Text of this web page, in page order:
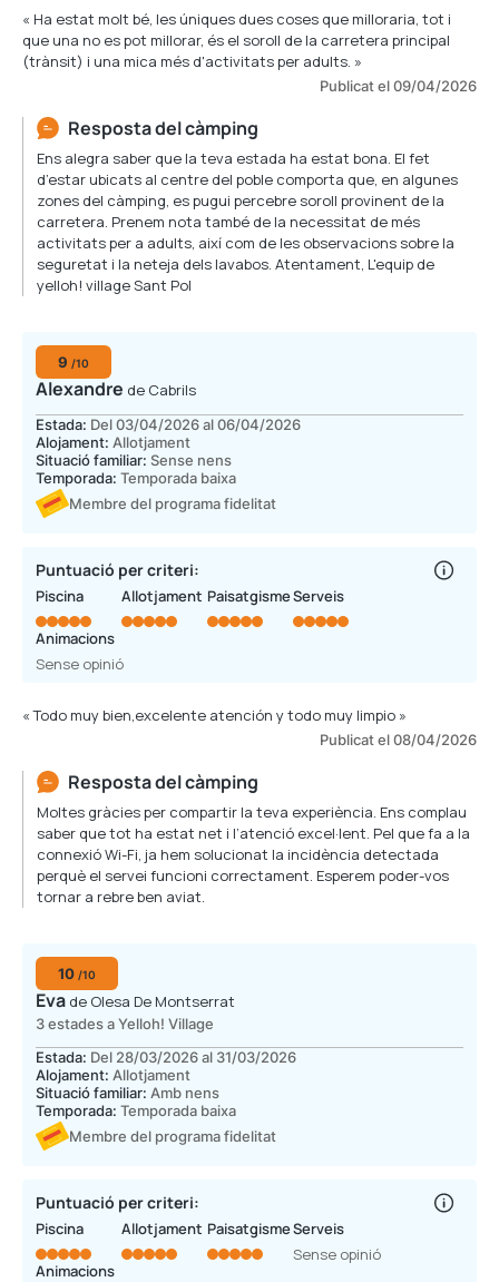
« Ha estat molt bé, les úniques dues coses que milloraria, tot i
que una no es pot millorar, és el soroll de la carretera principal
(trànsit) i una mica més d'activitats per adults. »
Publicat el 09/04/2026
Resposta del càmping
Ens alegra saber que la teva estada ha estat bona. El fet
d’estar ubicats al centre del poble comporta que, en algunes
zones del càmping, es pugui percebre soroll provinent de la
carretera. Prenem nota també de la necessitat de més
activitats per a adults, així com de les observacions sobre la
seguretat i la neteja dels lavabos. Atentament, L'equip de
yelloh! village Sant Pol
9 /10
Alexandre de Cabrils
Estada: Del 03/04/2026 al 06/04/2026
Alojament: Allotjament
Situació familiar: Sense nens
Temporada: Temporada baixa
Membre del programa fidelitat
Puntuació per criteri:
Piscina Allotjament Paisatgisme Serveis
Animacions
Sense opinió
« Todo muy bien,excelente atención y todo muy limpio »
Publicat el 08/04/2026
Resposta del càmping
Moltes gràcies per compartir la teva experiència. Ens complau
saber que tot ha estat net i l’atenció excel·lent. Pel que fa a la
connexió Wi-Fi, ja hem solucionat la incidència detectada
perquè el servei funcioni correctament. Esperem poder-vos
tornar a rebre ben aviat.
10 /10
Eva de Olesa De Montserrat
3 estades a Yelloh! Village
Estada: Del 28/03/2026 al 31/03/2026
Alojament: Allotjament
Situació familiar: Amb nens
Temporada: Temporada baixa
Membre del programa fidelitat
Puntuació per criteri:
Piscina Allotjament Paisatgisme Serveis
Sense opinió
Animacions